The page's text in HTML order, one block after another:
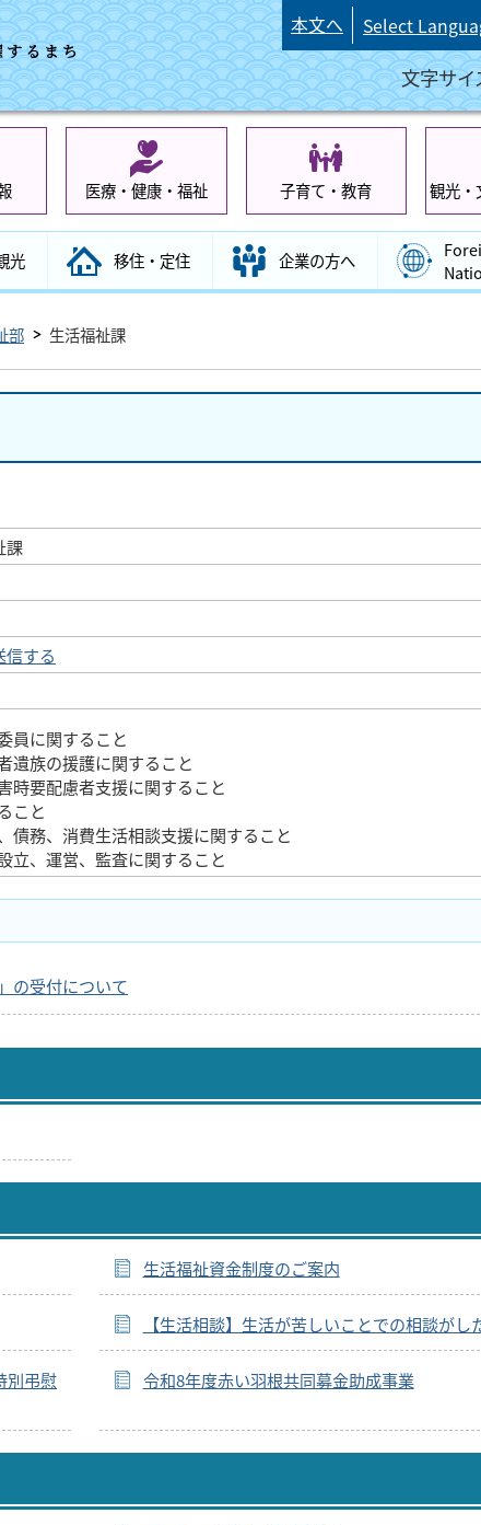
本文へ Select
文字サイ
医療・健康・福祉 子育て・教育 観光・
光 移住・定住 企業の方へ
部 生活福祉課
課
信する
員に関すること
遺族の援護に関すること
時要配慮者支援に関すること
こと
債務、消費生活相談支援に関すること
立、運営、監査に関すること
の受付について
生活福祉資金制度のご案内
【生活相談】生活が苦しいことでの相談がし
別弔慰
令和8年度赤い羽根共同募金助成事業